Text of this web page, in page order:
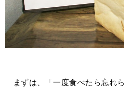
まずは、「一度食べたら忘れ